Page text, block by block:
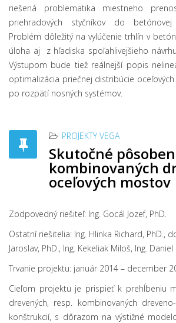
riešená problematika miestneho
priehradových styčníkov do
Problém dôležitý na vylúčenie trhlín v
úloha aj z hľadiska spoľahlivejšieho
Výstupom bude tiež reálnejší popis
optimalizácia priečnej distribúcie
po rozpätí nosných systémov.
PROJEKTY VEGA
Skutočné
kombinovaných
oceľových mostov
Zodpovedný riešiteľ: Ing. Gocál Jozef,
Ostatní riešitelia: Ing. Hlinka Richard, PhD.,
Jaroslav, PhD., Ing. Kekeliak Miloš, Ing.
Trvanie projektu: január 2014 –
Cieľom projektu je prispieť k prehĺbeniu
drevených, resp. kombinovaných
konštrukcií, s dôrazom na výstižné